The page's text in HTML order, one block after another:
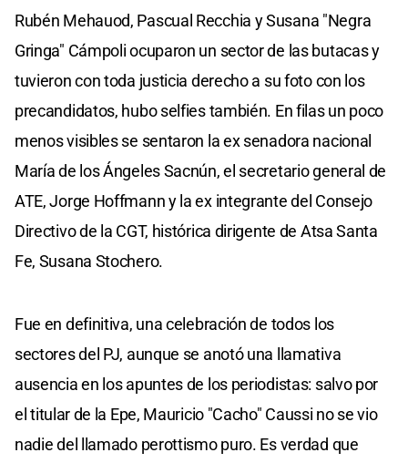
Rubén Mehauod, Pascual Recchia y Susana "Negra
Gringa" Cámpoli ocuparon un sector de las butacas y
tuvieron con toda justicia derecho a su foto con los
precandidatos, hubo selfies también. En filas un poco
menos visibles se sentaron la ex senadora nacional
María de los Ángeles Sacnún, el secretario general de
ATE, Jorge Hoffmann y la ex integrante del Consejo
Directivo de la CGT, histórica dirigente de Atsa Santa
Fe, Susana Stochero.
Fue en definitiva, una celebración de todos los
sectores del PJ, aunque se anotó una llamativa
ausencia en los apuntes de los periodistas: salvo por
el titular de la Epe, Mauricio "Cacho" Caussi no se vio
nadie del llamado perottismo puro. Es verdad que